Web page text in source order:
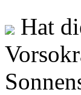
Hat